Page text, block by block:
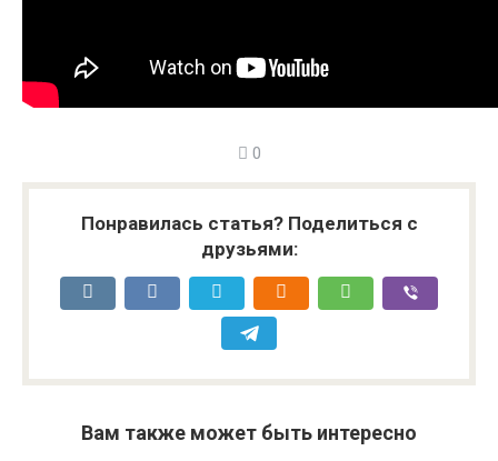
0
Понравилась статья? Поделиться с
друзьями:
Вам также может быть интересно